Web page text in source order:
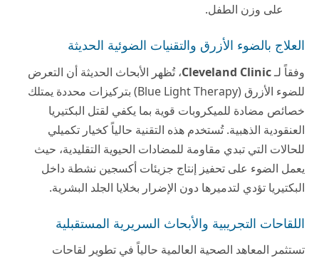
على وزن الطفل.
العلاج بالضوء الأزرق والتقنيات الضوئية الحديثة
وفقاً لـCleveland Clinic، تُظهر الأبحاث الحديثة أن التعرض
للضوء الأزرق (Blue Light Therapy) بتركيزات محددة يمتلك
خصائص مضادة للميكروبات قوية بما يكفي لقتل البكتيريا
العنقودية الذهبية. تُستخدم هذه التقنية حالياً كخيار تكميلي
للحالات التي تبدي مقاومة للمضادات الحيوية التقليدية، حيث
يعمل الضوء على تحفيز إنتاج جزيئات أكسجين نشطة داخل
البكتيريا تؤدي لتدميرها دون الإضرار بخلايا الجلد البشرية.
اللقاحات التجريبية والأبحاث السريرية المستقبلية
تستثمر المعاهد الصحية العالمية حالياً في تطوير لقاحات